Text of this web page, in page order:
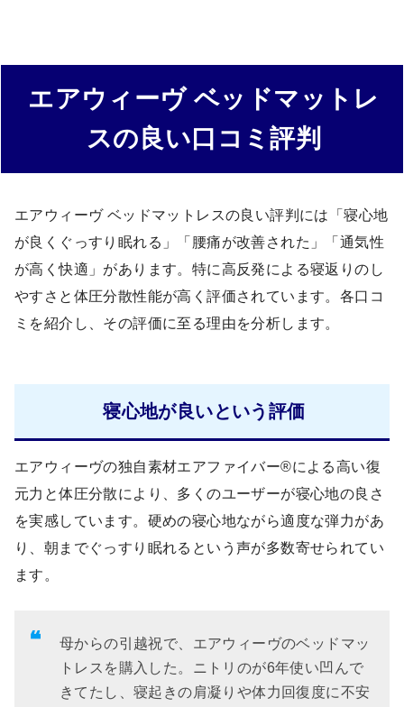
エアウィーヴ ベッドマットレ
スの良い口コミ評判
エアウィーヴ ベッドマットレスの良い評判には「寝心地
が良くぐっすり眠れる」「腰痛が改善された」「通気性
が高く快適」があります。特に高反発による寝返りのし
やすさと体圧分散性能が高く評価されています。各口コ
ミを紹介し、その評価に至る理由を分析します。
寝心地が良いという評価
エアウィーヴの独自素材エアファイバー®による高い復
元力と体圧分散により、多くのユーザーが寝心地の良さ
を実感しています。硬めの寝心地ながら適度な弾力があ
り、朝までぐっすり眠れるという声が多数寄せられてい
ます。
母からの引越祝で、エアウィーヴのベッドマッ
トレスを購入した。ニトリのが6年使い凹んで
きてたし、寝起きの肩凝りや体力回復度に不安